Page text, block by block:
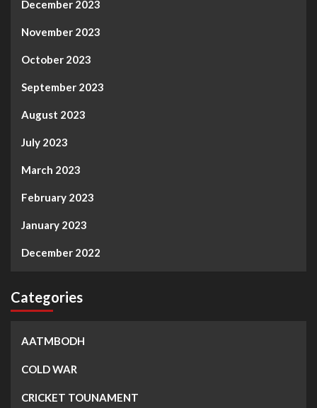
December 2023
November 2023
October 2023
September 2023
August 2023
July 2023
March 2023
February 2023
January 2023
December 2022
Categories
AATMBODH
COLD WAR
CRICKET TOUNAMENT